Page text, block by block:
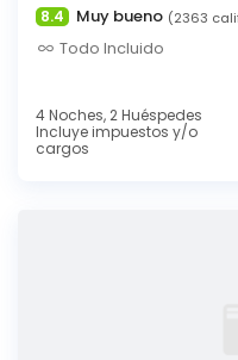
8.4 Muy bueno (2363
Todo Incluido
4 Noches, 2 Huéspedes
Incluye impuestos y/o
cargos